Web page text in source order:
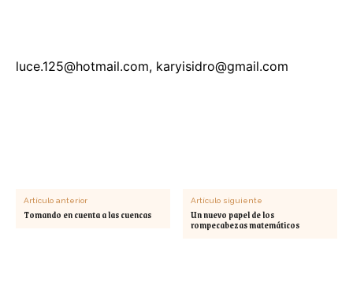
luce.125@hotmail.com, karyisidro@gmail.com
Artículo anterior
Tomando en cuenta a las cuencas
Artículo siguiente
Un nuevo papel de los
rompecabezas matemáticos